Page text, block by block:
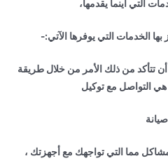
التي أينما يقدمها،
الخدمات التي يوفرها الآتي:-
تتأكد من ذلك الأمر من خلال طريقة
التواصل مع توكيل
صيانة
مما التي تواجهك مع أجهزتك ،